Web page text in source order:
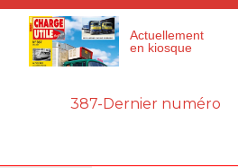
Actuellement
en kiosque
387-Dernier numéro
Panneau de gestion des cookies